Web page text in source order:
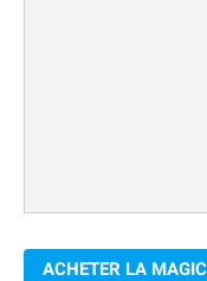
ACHETER LA